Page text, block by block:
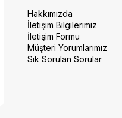
Hakkımızda
İletişim Bilgilerimiz
İletişim Formu
Müşteri Yorumlarımız
Sık Sorulan Sorular